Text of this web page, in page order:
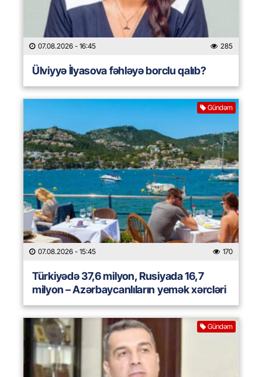
07.08.2026 - 16:45 285
Ülviyyə İlyasova fəhləyə borclu qalıb?
Gündəm
07.08.2026 - 15:45 170
Türkiyədə 37,6 milyon, Rusiyada 16,7
milyon – Azərbaycanlıların yemək xərcləri
Gündəm